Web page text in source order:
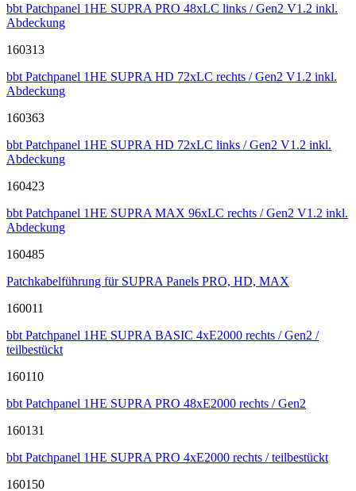
bbt Patchpanel 1HE SUPRA PRO 48xLC links / Gen2 V1.2 inkl.
Abdeckung
160313
bbt Patchpanel 1HE SUPRA HD 72xLC rechts / Gen2 V1.2 inkl.
Abdeckung
160363
bbt Patchpanel 1HE SUPRA HD 72xLC links / Gen2 V1.2 inkl.
Abdeckung
160423
bbt Patchpanel 1HE SUPRA MAX 96xLC rechts / Gen2 V1.2 inkl.
Abdeckung
160485
Patchkabelführung für SUPRA Panels PRO, HD, MAX
160011
bbt Patchpanel 1HE SUPRA BASIC 4xE2000 rechts / Gen2 /
teilbestückt
160110
bbt Patchpanel 1HE SUPRA PRO 48xE2000 rechts / Gen2
160131
bbt Patchpanel 1HE SUPRA PRO 4xE2000 rechts / teilbestückt
160150